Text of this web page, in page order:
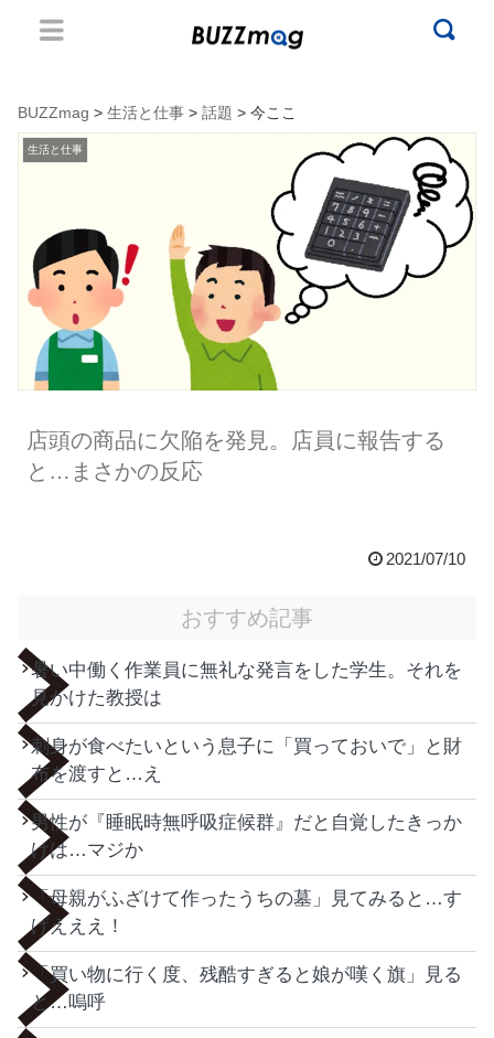
BUZZmag > 生活と仕事 > 話題 > 今ここ
生活と仕事
店頭の商品に欠陥を発見。店員に報告する
と…まさかの反応
2021/07/10
おすすめ記事
暑い中働く作業員に無礼な発言をした学生。それを
見かけた教授は
刺身が食べたいという息子に「買っておいで」と財
布を渡すと…え
男性が『睡眠時無呼吸症候群』だと自覚したきっか
けは…マジか
「母親がふざけて作ったうちの墓」見てみると…す
げえええ！
「買い物に行く度、残酷すぎると娘が嘆く旗」見る
と…嗚呼